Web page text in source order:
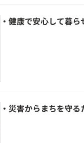
・健康で安心して暮
・災害からまちを守る